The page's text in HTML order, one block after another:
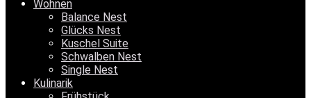
Wohnen
Balance Nest
Glücks Nest
Kuschel Suite
Schwalben Nest
Single Nest
Kulinarik